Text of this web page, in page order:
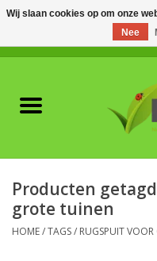
Plagen & Ziekten
Producten
grote tuinen
HOME/TAGS/ RUGSPUIT
Wij slaan cookies op om onze
Nee